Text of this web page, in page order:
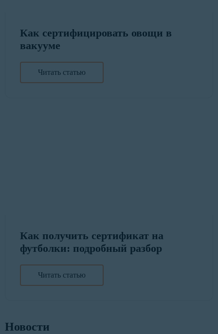
Как сертифицировать овощи в
вакууме
Читать статью
Как получить сертификат на
футболки: подробный разбор
Читать статью
Новости